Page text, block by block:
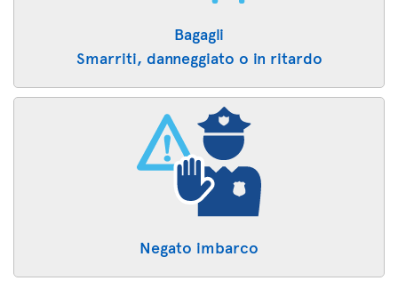
Bagagli
Smarriti, danneggiato o in ritardo
Negato imbarco